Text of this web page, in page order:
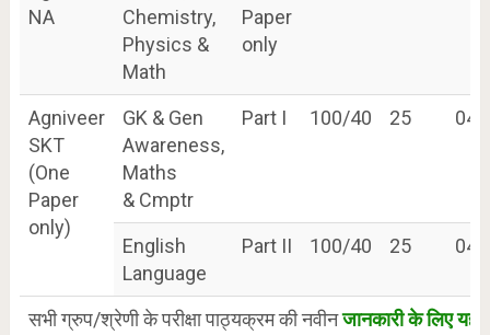
NA
Chemistry,
Physics &
Math
Paper
only
Agniveer
SKT
(One
Paper
only)
GK & Gen
Awareness,
Maths
& Cmptr
Part I 100/40 25 04
English
Language
Part II 100/40 25 04
सभी ग्रुप/श्रेणी के परीक्षा पाठ्यक्रम की नवीनजानकारी के लिए